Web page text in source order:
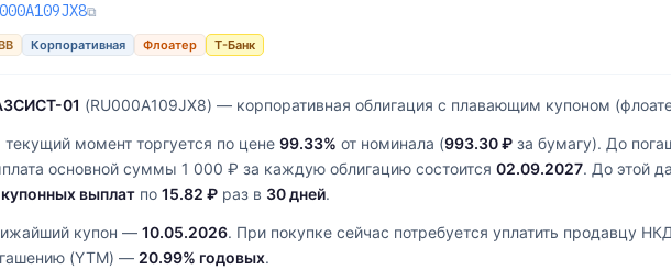
⧉
Корпоративная Флоатер Т-Банк
01 (RU000A109JX8) — корпоративная облигация с плавающим купоном
текущий момент торгуется по цене 99.33% от номинала (993.30 ₽ за бумагу). До
основной суммы 1 000 ₽ за каждую облигацию состоится 02.09.2027. До этой
купонных выплат по 15.82 ₽ раз в 30 дней.
купон — 10.05.2026. При покупке сейчас потребуется уплатить продавцу НКД
(YTM) — 20.99% годовых.